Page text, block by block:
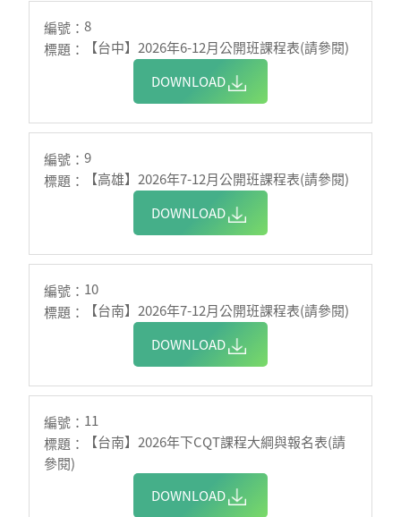
8
【台中】2026年6-12月公開班課程表(請參閱)
DOWNLOAD
9
【高雄】2026年7-12月公開班課程表(請參閱)
DOWNLOAD
10
【台南】2026年7-12月公開班課程表(請參閱)
DOWNLOAD
11
【台南】2026年下CQT課程大綱與報名表(請
參閱)
DOWNLOAD